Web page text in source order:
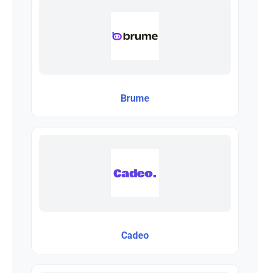
Brume
Cadeo